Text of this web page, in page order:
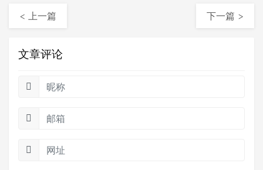
< 上一篇 下一篇 >
文章评论